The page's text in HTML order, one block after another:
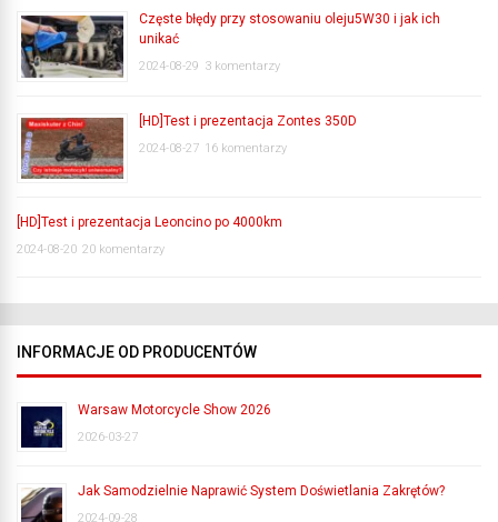
Częste błędy przy stosowaniu oleju5W30 i jak ich
unikać
2024-08-29 3 komentarzy
[HD]Test i prezentacja Zontes 350D
2024-08-27 16 komentarzy
[HD]Test i prezentacja Leoncino po 4000km
2024-08-20 20 komentarzy
INFORMACJE OD PRODUCENTÓW
Warsaw Motorcycle Show 2026
2026-03-27
Jak Samodzielnie Naprawić System Doświetlania Zakrętów?
2024-09-28